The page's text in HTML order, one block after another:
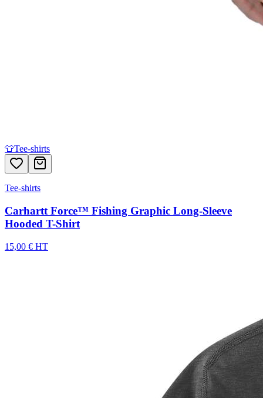
👕Tee-shirts
Tee-shirts
Carhartt Force™ Fishing Graphic Long-Sleeve
Hooded T-Shirt
15,00 € HT